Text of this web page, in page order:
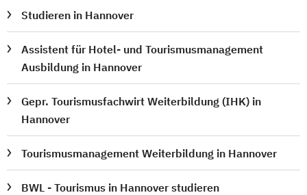
Studieren in Hannover
Assistent für Hotel- und Tourismusmanagement
Ausbildung in Hannover
Gepr. Tourismusfachwirt Weiterbildung (IHK) in
Hannover
Tourismusmanagement Weiterbildung in Hannover
BWL - Tourismus in Hannover studieren